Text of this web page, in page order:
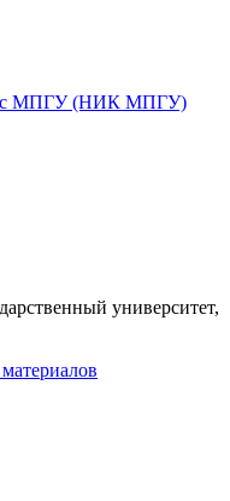
МПГУ (НИК МПГУ)
университет,